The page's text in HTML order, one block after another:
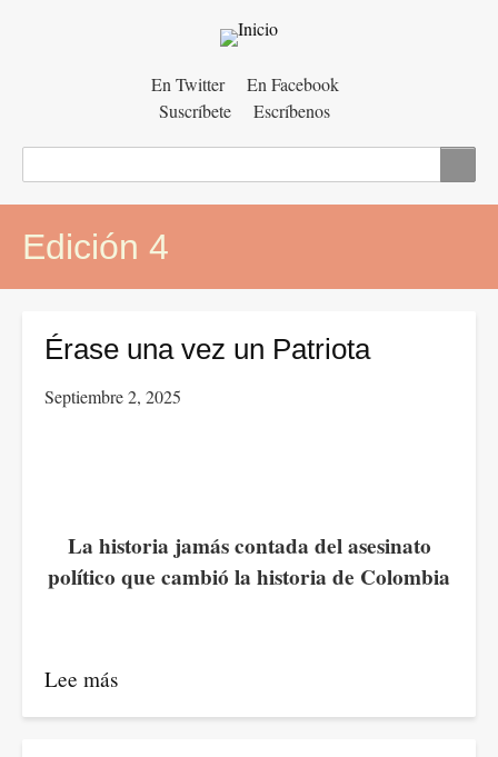
En Twitter
En Facebook
Suscríbete
Escríbenos
Edición 4
Érase una vez un Patriota
Septiembre 2, 2025
La historia jamás contada del asesinato
político que cambió la historia de Colombia
Lee más
Érase